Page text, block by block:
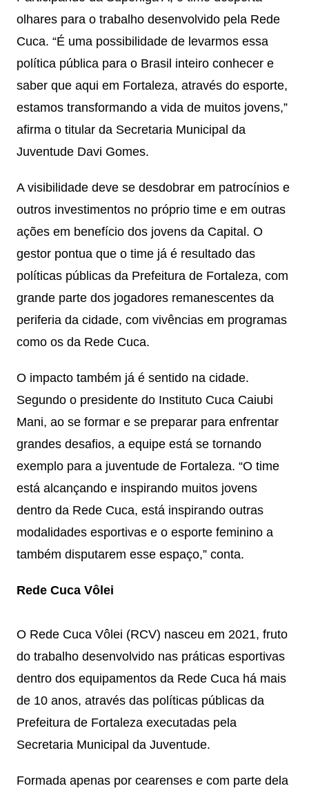
olhares para o trabalho desenvolvido pela Rede
Cuca. “É uma possibilidade de levarmos essa
política pública para o Brasil inteiro conhecer e
saber que aqui em Fortaleza, através do esporte,
estamos transformando a vida de muitos jovens,”
afirma o titular da Secretaria Municipal da
Juventude Davi Gomes.
A visibilidade deve se desdobrar em patrocínios e
outros investimentos no próprio time e em outras
ações em benefício dos jovens da Capital. O
gestor pontua que o time já é resultado das
políticas públicas da Prefeitura de Fortaleza, com
grande parte dos jogadores remanescentes da
periferia da cidade, com vivências em programas
como os da Rede Cuca.
O impacto também já é sentido na cidade.
Segundo o presidente do Instituto Cuca Caiubi
Mani, ao se formar e se preparar para enfrentar
grandes desafios, a equipe está se tornando
exemplo para a juventude de Fortaleza. “O time
está alcançando e inspirando muitos jovens
dentro da Rede Cuca, está inspirando outras
modalidades esportivas e o esporte feminino a
também disputarem esse espaço,” conta.
Rede Cuca Vôlei
O Rede Cuca Vôlei (RCV) nasceu em 2021, fruto
do trabalho desenvolvido nas práticas esportivas
dentro dos equipamentos da Rede Cuca há mais
de 10 anos, através das políticas públicas da
Prefeitura de Fortaleza executadas pela
Secretaria Municipal da Juventude.
Formada apenas por cearenses e com parte dela